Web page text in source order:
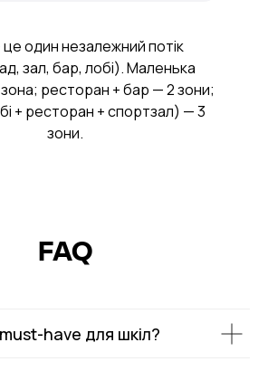
один незалежний потік
зал, бар, лобі). Маленька
зона; ресторан + бар — 2 зони;
+ ресторан + спортзал) — 3
зони.
FAQ
have для шкіл?